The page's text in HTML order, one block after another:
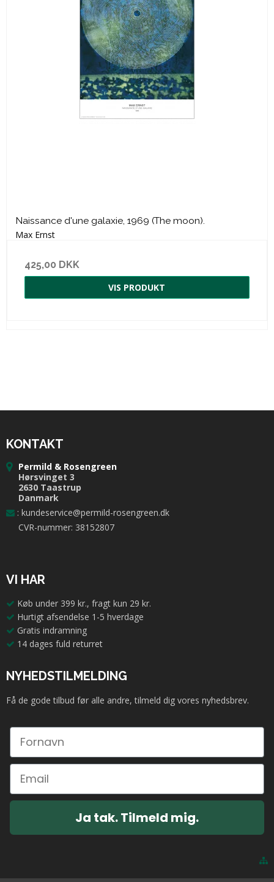
Naissance d'une galaxie, 1969 (The moon).
Max Ernst
425,00 DKK
VIS PRODUKT
KONTAKT
Permild & Rosengreen
Hørsvinget 3
2630 Taastrup
Danmark
: kundeservice@permild-rosengreen.dk
CVR-nummer: 38152807
VI HAR
Køb under 399 kr., fragt kun 29 kr.
Hurtigt afsendelse 1-5 hverdage
Gratis indramning
14 dages fuld returret
NYHEDSTILMELDING
Få de gode tilbud før alle andre, tilmeld dig vores nyhedsbrev.
Ja tak. Tilmeld mig.